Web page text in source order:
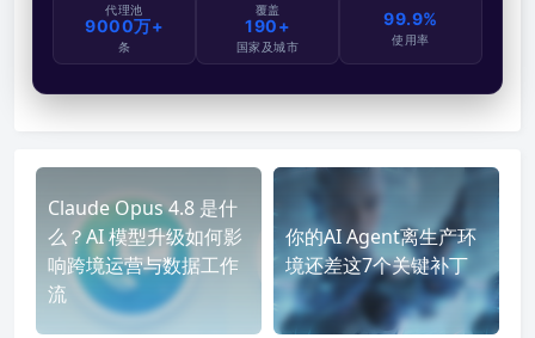
代理池
9000万+
条
覆盖
190+
国家及城市
99.9%
使用率
Claude Opus 4.8 是什
么？AI 模型升级如何影
响跨境运营与数据工作
流
你的AI Agent离生产环
境还差这7个关键补丁